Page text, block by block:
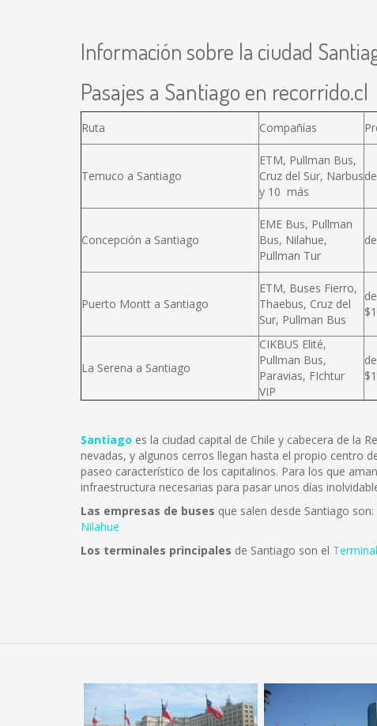
Información sobre la ciudad
Pasajes a Santiago en recorrido.cl
Ruta Compañías
Temuco a Santiago
ETM, Pullman Bus,
Cruz del Sur, Narbus
y 10 más
Concepción a Santiago
EME Bus, Pullman
Bus, Nilahue,
Pullman Tur
Puerto Montt a Santiago
ETM, Buses Fierro,
Thaebus, Cruz del
Sur, Pullman Bus
La Serena a Santiago
CIKBUS Elité,
Pullman Bus,
Paravias, FIchtur
VIP
Santiago es la ciudad capital de Chile y cabecera de la
nevadas, y algunos cerros llegan hasta el propio centro
paseo característico de los capitalinos. Para los que
infraestructura necesarias para pasar unos días
Las empresas de buses que salen desde Santiago son:
Nilahue
Los terminales principales de Santiago son el